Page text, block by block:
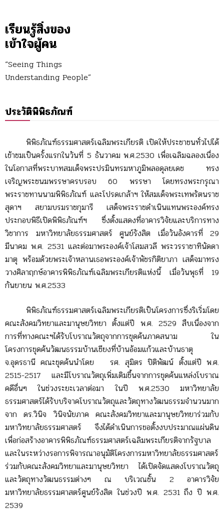
เรียนรู้สิ่งของ
เข้าใจผู้คน
“Seeing Things
Understanding People”
ประวัติพิพิธภัณฑ์
พิพิธภัณฑ์ธรรมศาสตร์เฉลิมพระเกียรติ เปิดให้ประชาชนทั่วไปได้
เข้าชมเป็นครั้งแรกในวันที่ 5 ธันวาคม พ.ศ.2530 เพื่อเฉลิมฉลองเนื่อง
ในโอกาสที่พระบาทสมเด็จพระปรมินทรมหาภูมิพลอดุลยเดช ทรง
เจริญพระชนมพรรษาครบรอบ 60 พรรษา โดยทรงพระกรุณา
พระราชทานนามพิพิธภัณฑ์ และโปรดเกล้าฯ ให้สมเด็จพระเทพรัตนราช
สุดาฯ สยามบรมราชกุมารี เสด็จพระราชดำเนินแทนพระองค์ทรง
ประกอบพิธีเปิดพิพิธภัณฑ์ฯ ซึ่งตั้งแสดงที่อาคารวิจัยและบริการทาง
วิชาการ มหาวิทยาลัยธรรมศาสตร์ ศูนย์รังสิต เมื่อวันอังคารที่ 29
มีนาคม พ.ศ. 2531 และต่อมาพระองค์เจ้าโสมสวลี พระวรราชาทินัดดา
มาตุ พร้อมด้วยพระเจ้าหลานเธอพระองค์เจ้าพัชรกิติยาภา เสด็จมาทรง
วางศิลาฤกษ์อาคารพิพิธภัณฑ์เฉลิมพระเกียรติแห่งนี้ เมื่อวันพุธที่ 19
กันยายน พ.ศ.2533
พิพิธภัณฑ์ธรรมศาสตร์เฉลิมพระเกียรติเป็นโครงการซึ่งริเริ่มโดย
คณะสังคมวิทยาและมานุษยวิทยา ตั้งแต่ปี พ.ศ. 2529 สืบเนื่องจาก
การที่ทางคณะฯได้รับโบราณวัตถุจากการขุดค้นภาคสนาม ใน
โครงการขุดค้นวัฒนธรรมบ้านเชียงที่บ้านอ้อมแก้วและบ้านธาตุ
จ.อุดรธานี คณะขุดค้นนำโดย รศ. สุมิตร ปิติพัฒน์ ตั้งแต่ปี พ.ศ.
2515-2517 และมีโบราณวัตถุเพิ่มเติมขึ้นจากการขุดค้นแหล่งโบราณ
คดีอื่นๆ ในช่วงระยะเวลาต่อมา ในปี พ.ศ.2530 มหาวิทยาลัย
ธรรมศาสตร์ได้รับบริจาคโบราณวัตถุและวัตถุทางวัฒนธรรมจำนวนมาก
จาก ดร.วินิจ วินิจนัยภาค คณะสังคมวิทยาและมานุษยวิทยาร่วมกับ
มหาวิทยาลัยธรรมศาสตร์ จึงได้ดำเนินการขอตั้งงบประมาณแผ่นดิน
เพื่อก่อสร้างอาคารพิพิธภัณฑ์ธรรมศาสตร์เฉลิมพระเกียรติจากรัฐบาล
และในระหว่างรอการพิจารณาอนุมัติโครงการมหาวิทยาลัยธรรมศาสตร์
ร่วมกับคณะสังคมวิทยาและมานุษยวิทยา ได้เปิดจัดแสดงโบราณวัตถุ
และวัตถุทางวัฒนธรรมต่างๆ ณ บริเวณชั้น 2 อาคารวิจัย
มหาวิทยาลัยธรรมศาสตร์ศูนย์รังสิต ในช่วงปี พ.ศ. 2531 ถึง ปี พ.ศ.
2539